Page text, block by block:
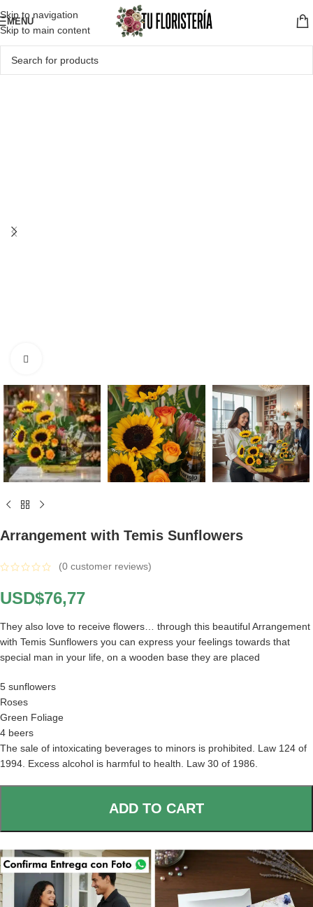
Skip to navigation
Skip to main content
MENU
Arrangement with Temis Sunflowers
(0 customer reviews)
USD$76,77
They also love to receive flowers… through this beautiful Arrangement
with Temis Sunflowers you can express your feelings towards that
special man in your life, on a wooden base they are placed
5 sunflowers
Roses
Green Foliage
4 beers
The sale of intoxicating beverages to minors is prohibited. Law 124 of
1994. Excess alcohol is harmful to health. Law 30 of 1986.
ADD TO CART